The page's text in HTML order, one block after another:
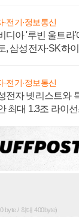
·전기·정보통신
디아 '루빈 울트라'
, 삼성전자·SK하
·전기·정보통신
전자 넷리스트와
최대 1.3조 라이
byte / 최대 400byte)